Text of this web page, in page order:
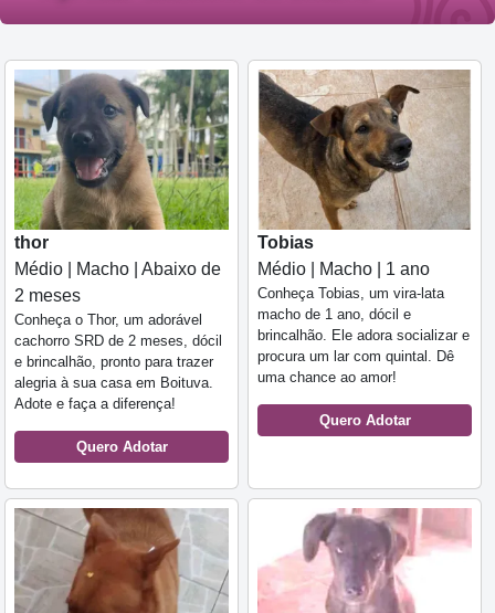
thor
Médio | Macho | Abaixo de
2 meses
Conheça o Thor, um adorável
cachorro SRD de 2 meses, dócil
e brincalhão, pronto para trazer
alegria à sua casa em Boituva.
Adote e faça a diferença!
Quero Adotar
Tobias
Médio | Macho | 1 ano
Conheça Tobias, um vira-lata
macho de 1 ano, dócil e
brincalhão. Ele adora socializar e
procura um lar com quintal. Dê
uma chance ao amor!
Quero Adotar